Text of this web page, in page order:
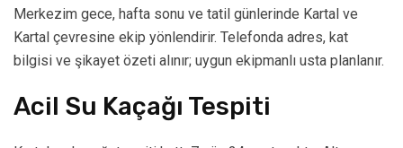
Merkezim gece, hafta sonu ve tatil günlerinde Kartal ve
Kartal çevresine ekip yönlendirir. Telefonda adres, kat
bilgisi ve şikayet özeti alınır; uygun ekipmanlı usta planlanır.
Acil Su Kaçağı Tespiti